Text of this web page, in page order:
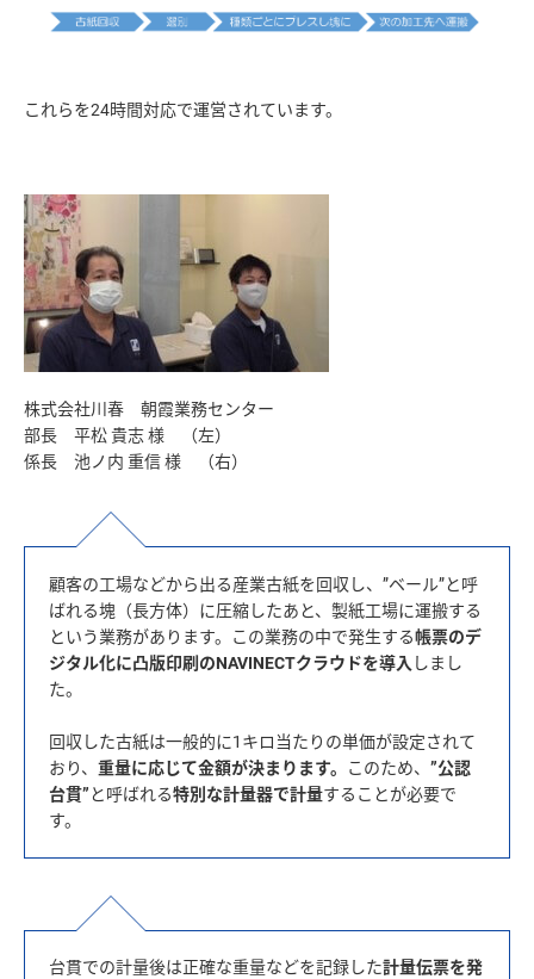
株式会社川春 朝霞業務センター
部長 平松 貴志 様 （左）
顧客の工場などから出る産業古紙を回収し、”ベール”と呼
ばれる塊（長方体）に圧縮したあと、製紙工場に運搬する
という業務があります。この業務の中で発生する帳票のデ
ジタル化に凸版印刷のNAVINECTクラウドを導入 しまし
た。
回収した古紙は一般的に1キロ当たりの単価が設定されて
おり、 重量に応じて金額が決まります。 このため、 ”公認
台貫” と呼ばれる特別な計量器で計量することが必要で
台貫での計量後は正確な重量などを記録した計量伝票を発